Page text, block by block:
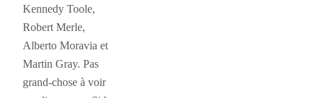
Kennedy Toole,
Robert Merle,
Alberto Moravia et
Martin Gray. Pas
grand-chose à voir